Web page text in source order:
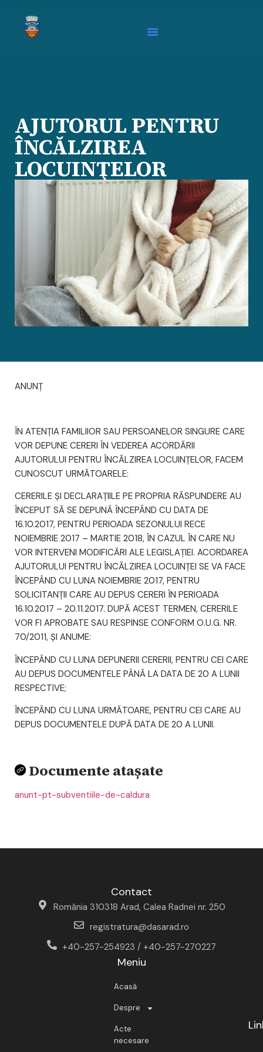
AJUTORUL PENTRU
ÎNCĂLZIREA
LOCUINŢELOR
ANUNȚ
ÎN ATENŢIA FAMILIIOR SAU PERSOANELOR SINGURE CARE
VOR DEPUNE CERERI ÎN VEDEREA ACORDĂRII
AJUTORULUI PENTRU ÎNCĂLZIREA LOCUINŢELOR, FACEM
CUNOSCUT URMĂTOARELE:
CERERILE ŞI DECLARAŢIILE PE PROPRIA RĂSPUNDERE AU
ÎNCEPUT SĂ SE DEPUNĂ ÎNCEPÂND CU DATA DE
16.10.2017, PENTRU PERIOADA SEZONULUI RECE
NOIEMBRIE 2017 – MARTIE 2018, ÎN CAZUL ÎN CARE NU
VOR INTERVENI MODIFICĂRI ALE LEGISLAȚIEI. ACORDAREA
AJUTORULUI PENTRU ÎNCĂLZIREA LOCUINŢEI SE VA FACE
ÎNCEPÂND CU LUNA NOIEMBRIE 2017, PENTRU
SOLICITANŢII CARE AU DEPUS CERERI ÎN PERIOADA
16.10.2017 – 20.11.2017. DUPĂ ACEST TERMEN, CERERILE
VOR FI APROBATE SAU RESPINSE CONFORM O.U.G. NR.
70/2011, ŞI ANUME:
ÎNCEPÂND CU LUNA DEPUNERII CERERII, PENTRU CEI CARE
AU DEPUS DOCUMENTELE PÂNĂ LA DATA DE 20 A LUNII
RESPECTIVE;
ÎNCEPÂND CU LUNA URMĂTOARE, PENTRU CEI CARE AU
DEPUS DOCUMENTELE DUPĂ DATA DE 20 A LUNII.
Documente atașate
anunt-pt-subventiile-de-caldura
Contact
România 310318 Arad, Calea Radnei nr. 250
registratura@dasarad.ro
+40-257-254923 / +40-257-270227
Meniu
Acasă
Despre
Acte
necesare